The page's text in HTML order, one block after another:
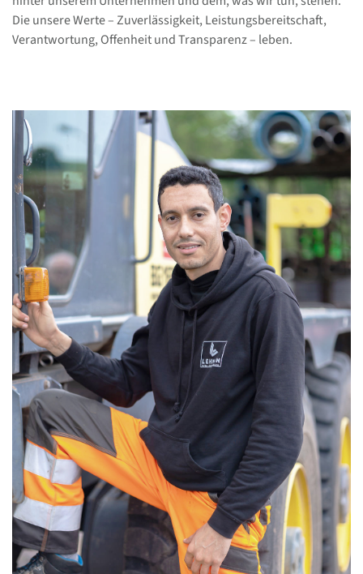
Die unsere Werte – Zuverlässigkeit, Leistungsbereitschaft,
Verantwortung, Offenheit und Transparenz – leben.